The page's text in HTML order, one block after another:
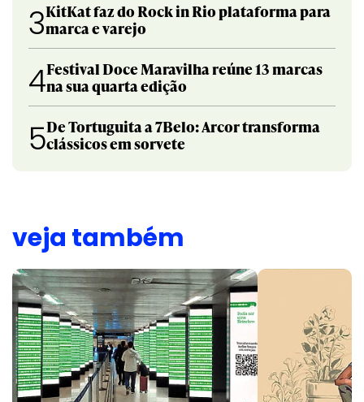
3KitKat faz do Rock in Rio plataforma para
marca e varejo
4Festival Doce Maravilha reúne 13 marcas
na sua quarta edição
5De Tortuguita a 7Belo: Arcor transforma
clássicos em sorvete
veja também